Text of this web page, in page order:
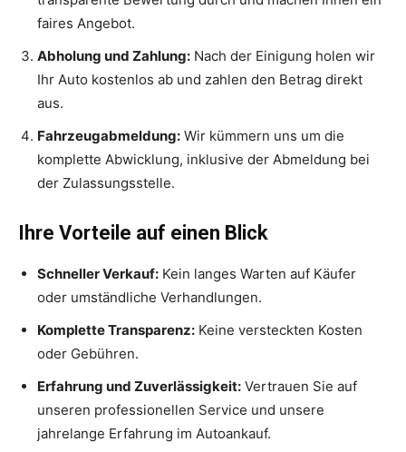
faires Angebot.
Abholung und Zahlung: Nach der Einigung holen wir
Ihr Auto kostenlos ab und zahlen den Betrag direkt
aus.
Fahrzeugabmeldung: Wir kümmern uns um die
komplette Abwicklung, inklusive der Abmeldung bei
der Zulassungsstelle.
Ihre Vorteile auf einen Blick
Schneller Verkauf: Kein langes Warten auf Käufer
oder umständliche Verhandlungen.
Komplette Transparenz: Keine versteckten Kosten
oder Gebühren.
Erfahrung und Zuverlässigkeit: Vertrauen Sie auf
unseren professionellen Service und unsere
jahrelange Erfahrung im Autoankauf.